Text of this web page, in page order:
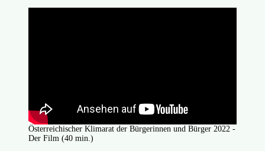
Österreichischer Klimarat der Bürgerinnen und Bürger 2022 -
Der Film (40 min.)